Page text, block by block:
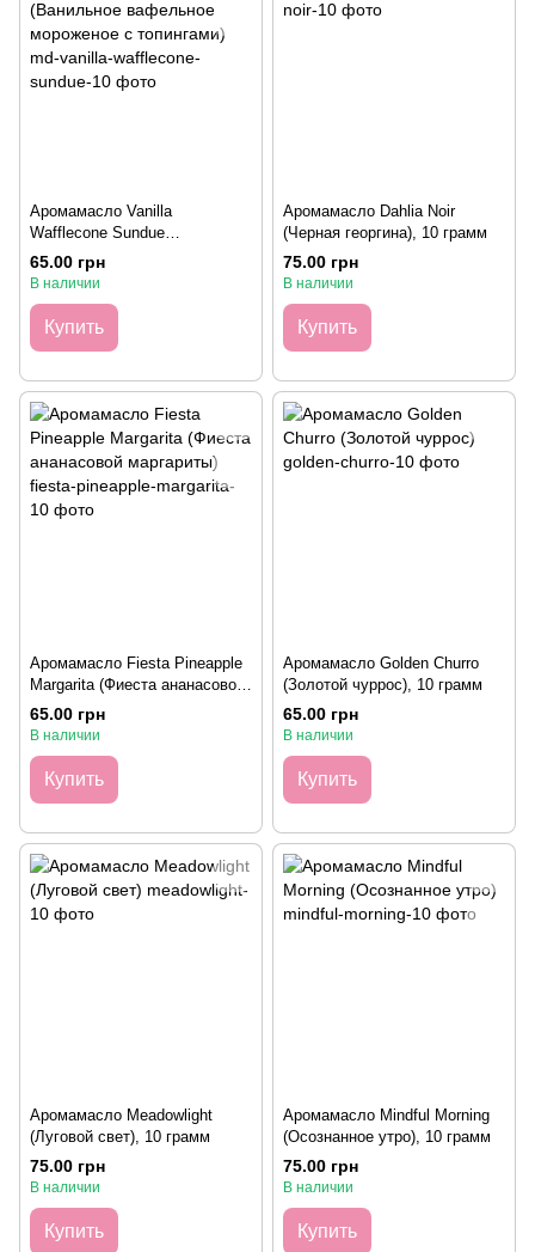
Аромамасло Vanilla
Wafflecone Sundue
(Ванильное вафельное
мороженое с топингами), 10
65.00 грн
В наличии
Купить
Аромамасло Dahlia Noir
(Черная георгина), 10 грамм
75.00 грн
В наличии
Купить
Аромамасло Fiesta Pineapple
Margarita (Фиеста ананасовой
маргариты), 10 грамм
65.00 грн
В наличии
Купить
Аромамасло Golden Churro
(Золотой чуррос), 10 грамм
65.00 грн
В наличии
Купить
Аромамасло Meadowlight
(Луговой свет), 10 грамм
75.00 грн
В наличии
Купить
Аромамасло Mindful Morning
(Осознанное утро), 10 грамм
75.00 грн
В наличии
Купить